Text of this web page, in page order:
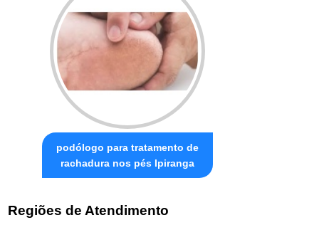
podólogo para tratamento de
rachadura nos pés Ipiranga
Regiões de Atendimento